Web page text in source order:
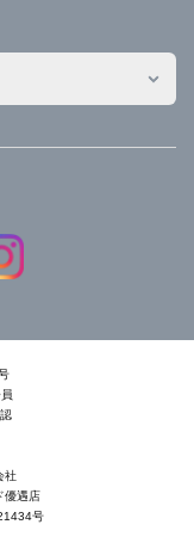
社
優遇店
号